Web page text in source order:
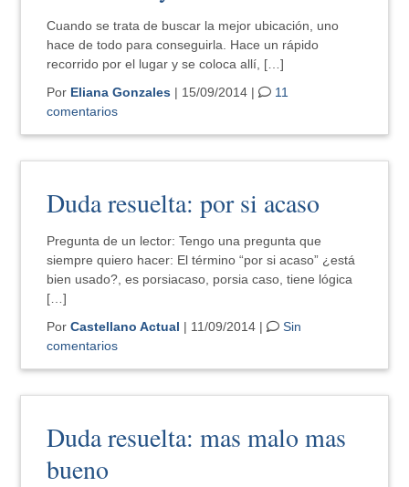
Cuando se trata de buscar la mejor ubicación, uno
hace de todo para conseguirla. Hace un rápido
recorrido por el lugar y se coloca allí, […]
Por Eliana Gonzales | 15/09/2014 |
11
comentarios
Duda resuelta: por si acaso
Pregunta de un lector: Tengo una pregunta que
siempre quiero hacer: El término “por si acaso” ¿está
bien usado?, es porsiacaso, porsia caso, tiene lógica
[…]
PorCastellano Actual | 11/09/2014 |
Sin
comentarios
Duda resuelta: mas malo mas
bueno